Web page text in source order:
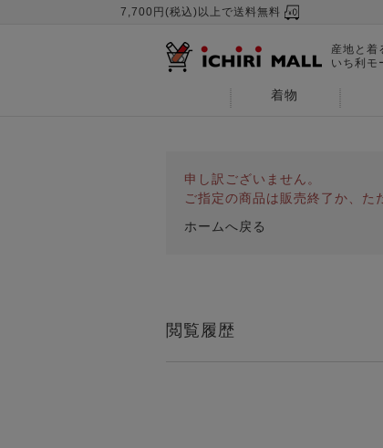
7,700円(税込)以上で送料無料
産地と着
いち利モ
着物
申し訳ございません。
ご指定の商品は販売終了か、た
ホームへ戻る
閲覧履歴